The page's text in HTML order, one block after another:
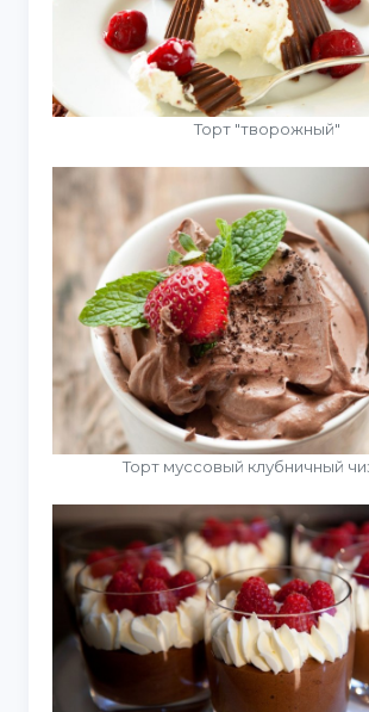
Торт "творожный"
Торт муссовый клубничный